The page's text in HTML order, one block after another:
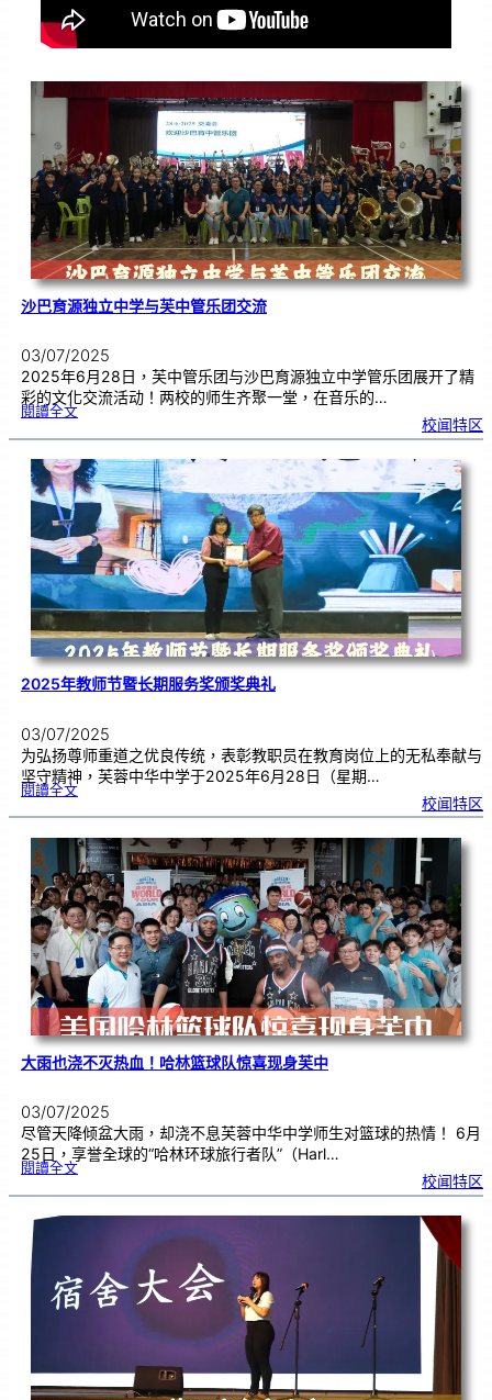
沙巴育源独立中学与芙中管乐团交流
03/07/2025
2025年6月28日，芙中管乐团与沙巴育源独立中学管乐团展开了精
彩的文化交流活动！两校的师生齐聚一堂，在音乐的…
閱讀全文:沙
源
立
中
学
与
芙
中
管
流
校闻特区
2025年教师节暨长期服务奖颁奖典礼
03/07/2025
为弘扬尊师重道之优良传统，表彰教职员在教育岗位上的无私奉献与
坚守精神，芙蓉中华中学于2025年6月28日（星期…
閱讀全文:2
5
教
师
节
暨
长
期
服
务
奖
颁
奖
典
礼
校闻特区
大雨也浇不灭热血！哈林篮球队惊喜现身芙中
03/07/2025
尽管天降倾盆大雨，却浇不息芙蓉中华中学师生对篮球的热情！ 6月
25日，享誉全球的“哈林环球旅行者队”（Harl…
閱讀全文:大
浇
灭
热
队
惊
喜
现
身
芙
校闻特区